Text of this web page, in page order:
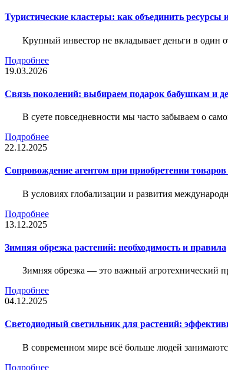
Туристические кластеры: как объединить ресурсы
Крупный инвестор не вкладывает деньги в один
Подробнее
19.03.2026
Связь поколений: выбираем подарок бабушкам и
В суете повседневности мы часто забываем о
Подробнее
22.12.2025
Сопровождение агентом при приобретении
В условиях глобализации и развития
Подробнее
13.12.2025
Зимняя обрезка растений: необходимость и правила
Зимняя обрезка — это важный агротехнический
Подробнее
04.12.2025
Светодиодный светильник для растений:
В современном мире всё больше людей
Подробнее